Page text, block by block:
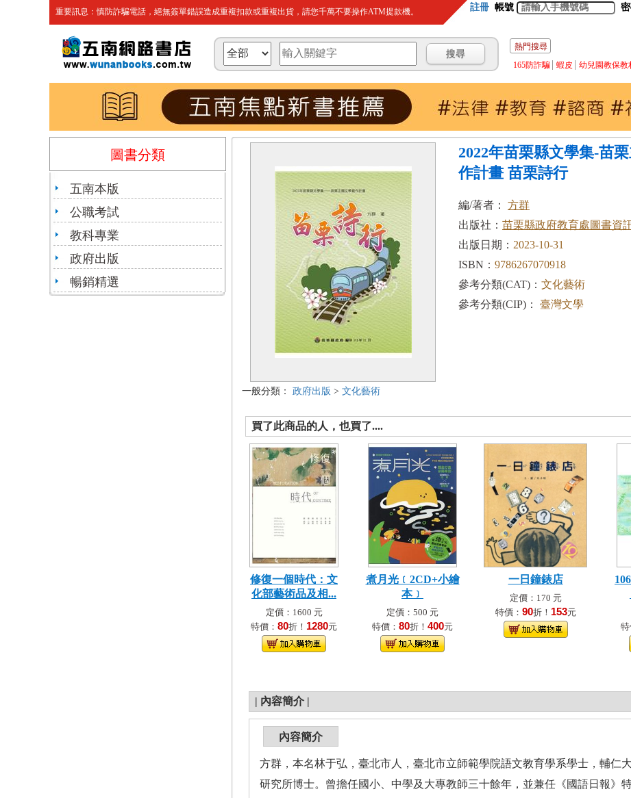
重要訊息：慎防詐騙電話，絕無簽單錯誤造成重複扣款或重複出貨，請您千萬不要操作ATM提款機。 註冊 帳號
熱門搜尋
165防詐騙
蝦皮 幼兒園教保教
圖書分類
五南本版
公職考試
教科專業
政府出版
暢銷精選
一般分類： 政府出版 > 文化藝術
2022年苗栗縣文學集-苗
作計畫 苗栗詩行
編/著者： 方群
出版社： 苗栗縣政府教育處圖書資
出版日期： 2023-10-31
ISBN： 9786267070918
參考分類(CAT)： 文化藝術
參考分類(CIP)：
臺灣文學
買了此商品的人，也買了....
修復一個時代：文
化部藝術品及相...
定價：1600 元
特價： 80折！ 1280元
煮月光﹝2CD+小繪
本﹞
定價：500 元
特價： 80折！ 400元
一日鐘錶店
定價：170 元
特價： 90折！ 153元
特
| 內容簡介 |
內容簡介
方群，本名林于弘，臺北市人，臺北市立師範學院語文教育學系學士，輔仁
研究所博士。曾擔任國小、中學及大專教師三十餘年，並兼任《國語日報》